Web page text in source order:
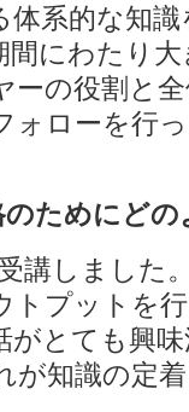
体系的な知
間にわたり
ーの役割と
ォローを行
ためにどの
講しました
トプットを
がとても興
が知識の定